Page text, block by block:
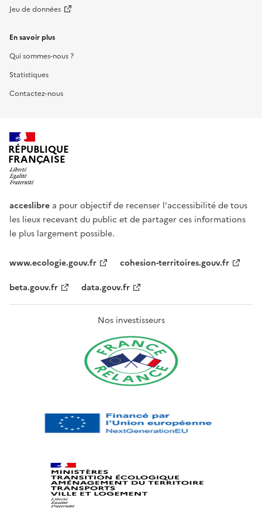
Jeu de données
En savoir plus
Qui sommes-nous ?
Statistiques
Contactez-nous
RÉPUBLIQUE
FRANÇAISE
acceslibre a pour objectif de recenser l'accessibilité de tous
les lieux recevant du public et de partager ces informations
le plus largement possible.
www.ecologie.gouv.fr
cohesion-territoires.gouv.fr
beta.gouv.fr
data.gouv.fr
Nos investisseurs